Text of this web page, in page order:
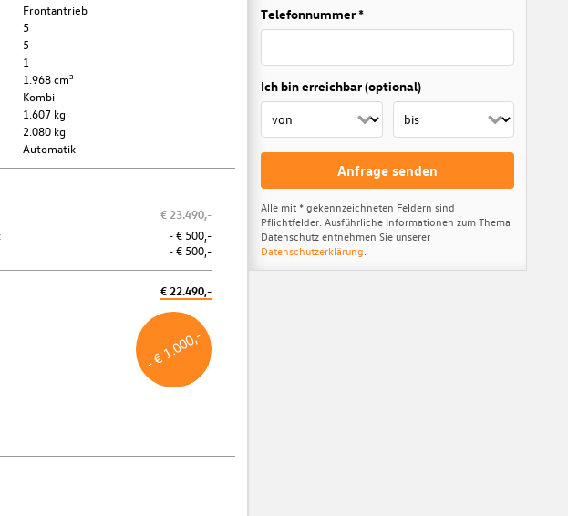
Frontantrieb
5
5
1
1.968 cm³
Kombi
1.607 kg
2.080 kg
Automatik
bis 31.12.2026.
Kasko Versicherungsstufe 00
€ 23.490,-
- € 500,-
- € 500,-
€ 22.490,-
- € 1.000,-
Telefonnummer *
Ich bin erreichbar (optional)
Anfrage senden
Alle mit * gekennzeichneten Feldern sind
Pflichtfelder. Ausführliche Informationen zum Thema
Datenschutz entnehmen Sie unserer
Datenschutzerklärung